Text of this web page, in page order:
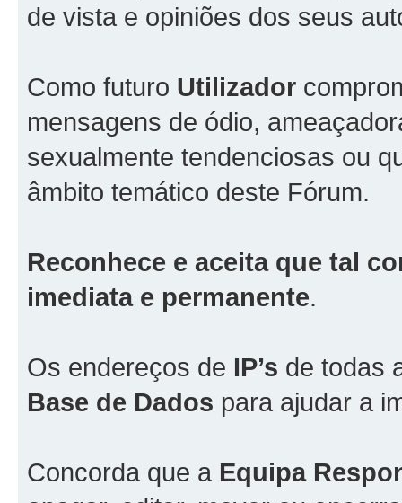
de vista e opiniões dos seus
Como futuro Utilizador
mensagens de ódio,
sexualmente tendenciosas ou
âmbito temático deste Fórum.
Reconhece e aceita que tal
imediata e permanente.
Os endereços de IP’s de todas
Base de Dados para ajudar a
Concorda que a Equipa